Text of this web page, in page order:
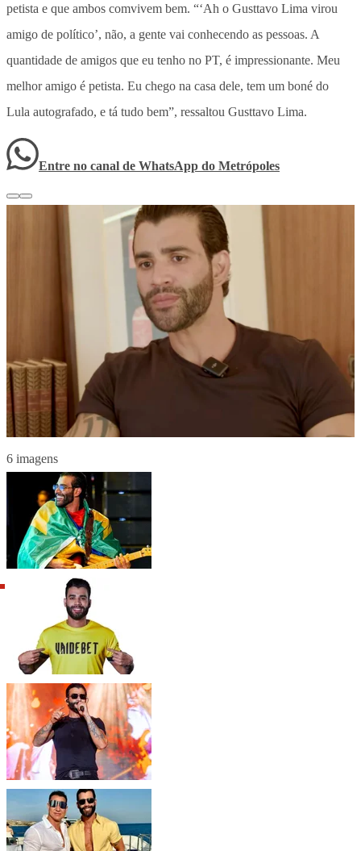
petista e que ambos comvivem bem. “‘Ah o Gusttavo Lima virou
amigo de político’, não, a gente vai conhecendo as pessoas. A
quantidade de amigos que eu tenho no PT, é impressionante. Meu
melhor amigo é petista. Eu chego na casa dele, tem um boné do
Lula autografado, e tá tudo bem”, ressaltou Gusttavo Lima.
Entre no canal de WhatsApp do Metrópoles
6 imagens